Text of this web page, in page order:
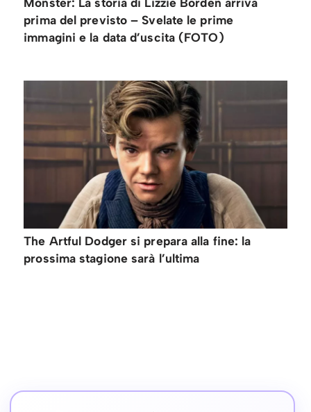
prima del previsto – Svelate le prime
immagini e la data d’uscita (FOTO)
The Artful Dodger si prepara alla fine: la
prossima stagione sarà l’ultima